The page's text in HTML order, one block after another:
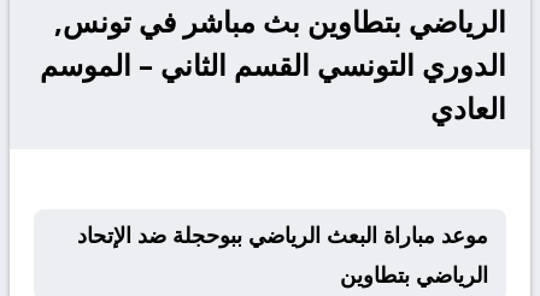
الرياضي بتطاوين بث مباشر في تونس,
الدوري التونسي القسم الثاني – الموسم
العادي
موعد مباراة البعث الرياضي ببوحجلة ضد الإتحاد
الرياضي بتطاوين